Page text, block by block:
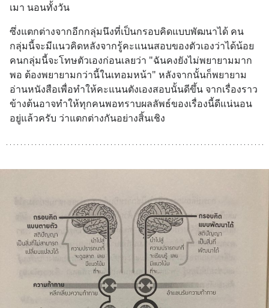
เมา นอนทั้งวัน
ซึ่งแตกต่างจากอีกกลุ่มนึงที่เป็นกรอบคิดแบบพัฒนาได้ คน
กลุ่มนี้จะมีแนวคิดหลังจากรู้คะแนนสอบของตัวเองว่าได้น้อย
คนกลุ่มนี้จะโทษตัวเองก่อนเลยว่า "ฉันคงยังไม่พยายามมาก
พอ ต้องพยายามกว่านี้ในเทอมหน้า" หลังจากนั้นก็พยายาม
อ่านหนังสือเพื่อทำให้คะแนนตังเองสอบนั้นดีขึ้น จากเรื่องราว
ข้างต้นอาจทำให้ทุกคนพอทราบผลลัพธ์ของเรื่องนี้ดีแน่นอน
อยู่แล้วครับ ว่าแตกต่างกันอย่างสิ้นเชิง